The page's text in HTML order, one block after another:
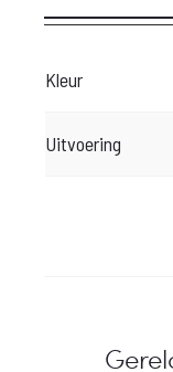
Kleur
Uitvoering